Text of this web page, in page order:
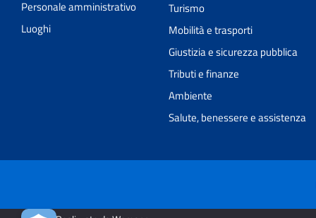
Personale amministrativo
Luoghi
Turismo
Mobilità e trasporti
Giustizia e sicurezza pubblica
Tributi e finanze
Ambiente
Salute, benessere e assistenza